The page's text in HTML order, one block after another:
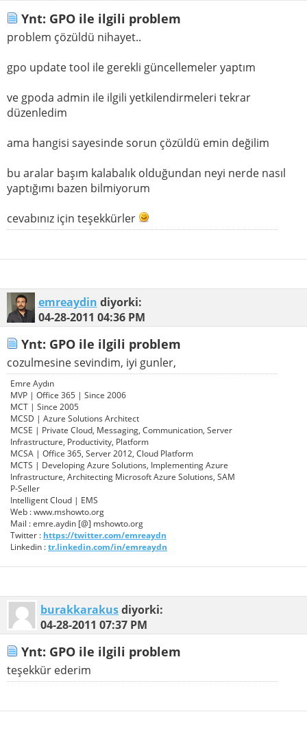
Ynt: GPO ile ilgili problem
problem çözüldü nihayet..
gpo update tool ile gerekli güncellemeler yaptım
ve gpoda admin ile ilgili yetkilendirmeleri tekrar
düzenledim
ama hangisi sayesinde sorun çözüldü emin değilim
bu aralar başım kalabalık olduğundan neyi nerde nasıl
yaptığımı bazen bilmiyorum
cevabınız için teşekkürler
emreaydin diyorki:
04-28-2011 04:36 PM
Ynt: GPO ile ilgili problem
cozulmesine sevindim, iyi gunler,
Emre Aydın
MVP | Office 365 | Since 2006
MCT | Since 2005
MCSD | Azure Solutions Architect
MCSE | Private Cloud, Messaging, Communication, Server
Infrastructure, Productivity, Platform
MCSA | Office 365, Server 2012, Cloud Platform
MCTS | Developing Azure Solutions, Implementing Azure
Infrastructure, Architecting Microsoft Azure Solutions, SAM
P-Seller
Intelligent Cloud | EMS
Web : www.mshowto.org
Mail : emre.aydin [@] mshowto.org
Twitter : https://twitter.com/emreaydn
Linkedin :tr.linkedin.com/in/emreaydn
burakkarakusdiyorki:
04-28-2011 07:37 PM
Ynt: GPO ile ilgili problem
teşekkür ederim